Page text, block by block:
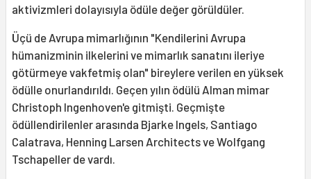
aktivizmleri dolayısıyla ödüle değer görüldüler.
Üçü de Avrupa mimarlığının "Kendilerini Avrupa
hümanizminin ilkelerini ve mimarlık sanatını ileriye
götürmeye vakfetmiş olan" bireylere verilen en yüksek
ödülle onurlandırıldı. Geçen yılın ödülü Alman mimar
Christoph Ingenhoven'e gitmişti. Geçmişte
ödüllendirilenler arasında Bjarke Ingels, Santiago
Calatrava, Henning Larsen Architects ve Wolfgang
Tschapeller de vardı.